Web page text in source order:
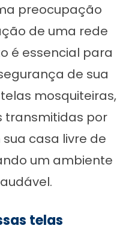
preocupação
de uma rede
é essencial para
de sua
mosquiteiras,
transmitidas por
casa livre de
um ambiente
telas